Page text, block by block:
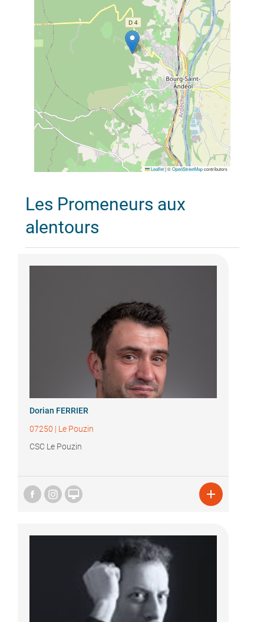
Leaflet |©OpenStreetMapcontributors
Les Promeneurs aux
alentours
Dorian FERRIER
07250 | Le Pouzin
CSC Le Pouzin
 